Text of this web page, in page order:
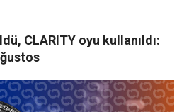
CLARITY oyu kullanıldı: